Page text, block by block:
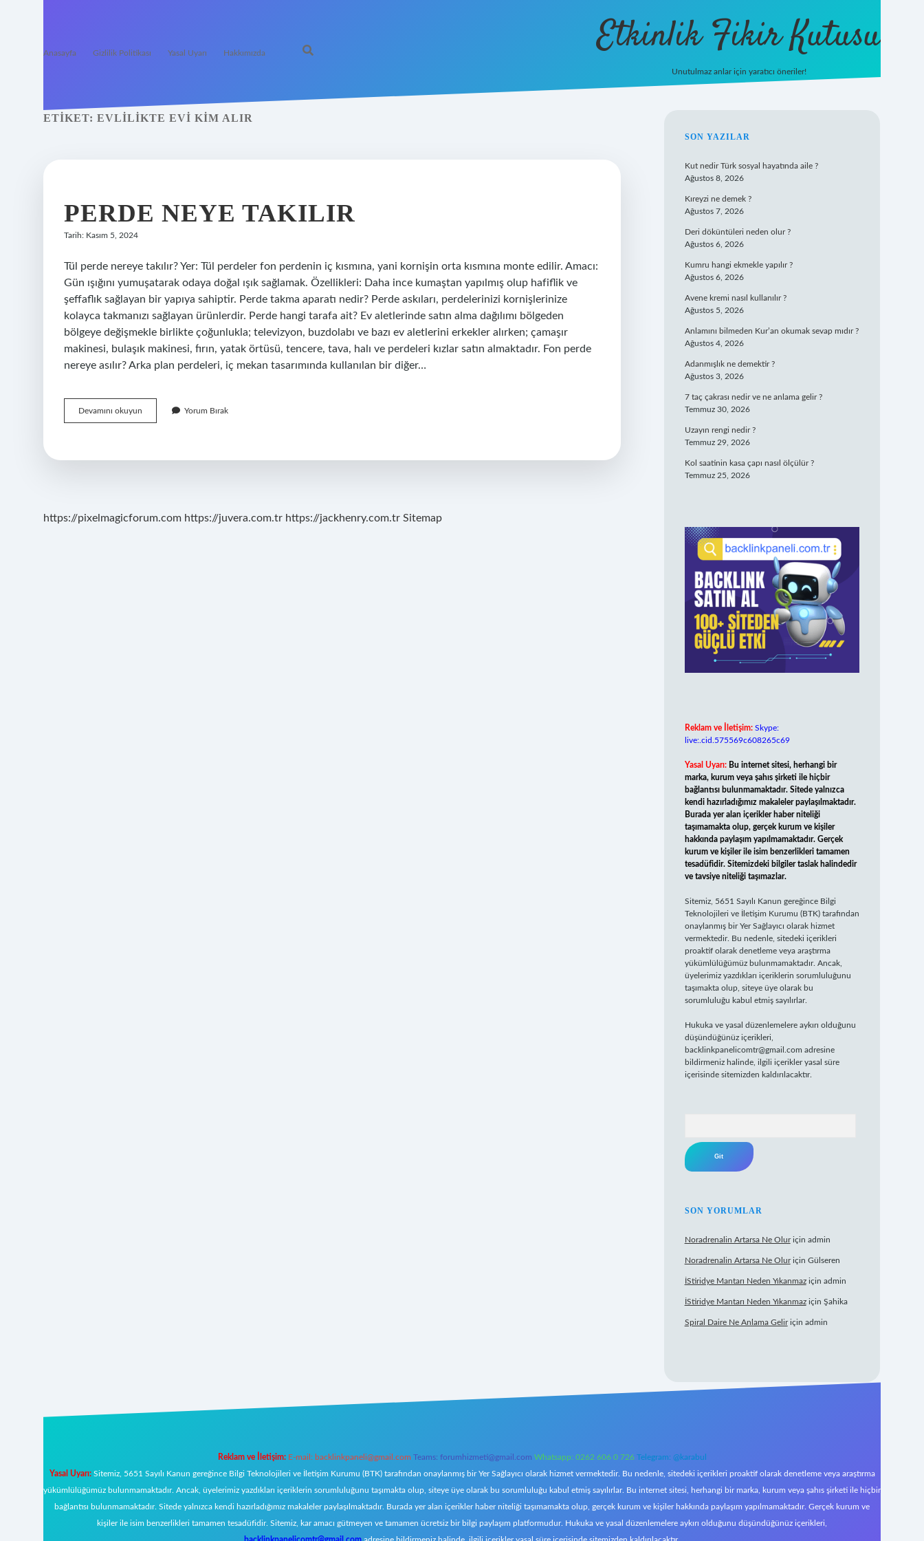
Anasayfa Gizlilik Politikası Yasal Uyarı Hakkımızda Etkinlik Fikir Kutusu
Unutulmaz anlar için yaratıcı öneriler!
ETIKET: EVLILIKTE EVI KIM ALIR
PERDE NEYE TAKILIR
Tarih: Kasım 5, 2024
Tül perde nereye takılır? Yer: Tül perdeler fon perdenin iç kısmına, yani kornişin orta kısmına monte edilir. Amacı:
Gün ışığını yumuşatarak odaya doğal ışık sağlamak. Özellikleri: Daha ince kumaştan yapılmış olup hafiflik ve
şeffaflık sağlayan bir yapıya sahiptir. Perde takma aparatı nedir? Perde askıları, perdelerinizi kornişlerinize
kolayca takmanızı sağlayan ürünlerdir. Perde hangi tarafa ait? Ev aletlerinde satın alma dağılımı bölgeden
bölgeye değişmekle birlikte çoğunlukla; televizyon, buzdolabı ve bazı ev aletlerini erkekler alırken; çamaşır
makinesi, bulaşık makinesi, fırın, yatak örtüsü, tencere, tava, halı ve perdeleri kızlar satın almaktadır. Fon perde
nereye asılır? Arka plan perdeleri, iç mekan tasarımında kullanılan bir diğer…
Devamını okuyun
Neye
Yorum Bırak
https://pixelmagicforum.com https://juvera.com.tr https://jackhenry.com.tr Sitemap
SIDEBAR
SON YAZILAR
Kut nedir Türk sosyal hayatında aile ?
Ağustos 8, 2026
Kıreyzi ne demek ?
Ağustos 7, 2026
Deri döküntüleri neden olur ?
Ağustos 6, 2026
Kumru hangi ekmekle yapılır ?
Ağustos 6, 2026
Avene kremi nasıl kullanılır ?
Ağustos 5, 2026
Anlamını bilmeden Kur’an okumak sevap mıdır ?
Ağustos 4, 2026
Adanmışlık ne demektir ?
Ağustos 3, 2026
7 taç çakrası nedir ve ne anlama gelir ?
Temmuz 30, 2026
Uzayın rengi nedir ?
Temmuz 29, 2026
Kol saatinin kasa çapı nasıl ölçülür ?
Temmuz 25, 2026
Reklam ve İletişim: Skype:
live:.cid.575569c608265c69
Yasal Uyarı: Bu internet sitesi, herhangi bir
marka, kurum veya şahıs şirketi ile hiçbir
bağlantısı bulunmamaktadır. Sitede yalnızca
kendi hazırladığımız makaleler paylaşılmaktadır.
Burada yer alan içerikler haber niteliği
taşımamakta olup, gerçek kurum ve kişiler
hakkında paylaşım yapılmamaktadır. Gerçek
kurum ve kişiler ile isim benzerlikleri tamamen
tesadüfidir. Sitemizdeki bilgiler taslak halindedir
ve tavsiye niteliği taşımazlar.
Sitemiz, 5651 Sayılı Kanun gereğince Bilgi
Teknolojileri ve İletişim Kurumu (BTK) tarafından
onaylanmış bir Yer Sağlayıcı olarak hizmet
vermektedir. Bu nedenle, sitedeki içerikleri
proaktif olarak denetleme veya araştırma
yükümlülüğümüz bulunmamaktadır. Ancak,
üyelerimiz yazdıkları içeriklerin sorumluluğunu
taşımakta olup, siteye üye olarak bu
sorumluluğu kabul etmiş sayılırlar.
Hukuka ve yasal düzenlemelere aykırı olduğunu
düşündüğünüz içerikleri,
backlinkpanelicomtr@gmail.com adresine
bildirmeniz halinde, ilgili içerikler yasal süre
içerisinde sitemizden kaldırılacaktır.
SON YORUMLAR
Noradrenalin Artarsa Ne Oluriçin admin
Noradrenalin Artarsa Ne Oluriçin Gülseren
İStiridye Mantarı Neden Yıkanmaziçin admin
İStiridye Mantarı Neden Yıkanmaziçin Şahika
Spiral Daire Ne Anlama Geliriçin admin
Reklam ve İletişim: E-mail: backlinkpaneli@gmail.com Teams: forumhizmeti@gmail.com Whatsapp: 0262 606 0 726 Telegram: @karabul
Yasal Uyarı:Sitemiz, 5651 Sayılı Kanun gereğince Bilgi Teknolojileri ve İletişim Kurumu (BTK) tarafından onaylanmış bir Yer Sağlayıcı olarak hizmet vermektedir. Bu nedenle, sitedeki içerikleri proaktif olarak denetleme veya araştırma
yükümlülüğümüz bulunmamaktadır. Ancak, üyelerimiz yazdıkları içeriklerin sorumluluğunu taşımakta olup, siteye üye olarak bu sorumluluğu kabul etmiş sayılırlar. Bu internet sitesi, herhangi bir marka, kurum veya şahıs şirketi ile hiçbir
bağlantısı bulunmamaktadır. Sitede yalnızca kendi hazırladığımız makaleler paylaşılmaktadır. Burada yer alan içerikler haber niteliği taşımamakta olup, gerçek kurum ve kişiler hakkında paylaşım yapılmamaktadır. Gerçek kurum ve
kişiler ile isim benzerlikleri tamamen tesadüfidir. Sitemiz, kar amacı gütmeyen ve tamamen ücretsiz bir bilgi paylaşım platformudur. Hukuka ve yasal düzenlemelere aykırı olduğunu düşündüğünüz içerikleri,